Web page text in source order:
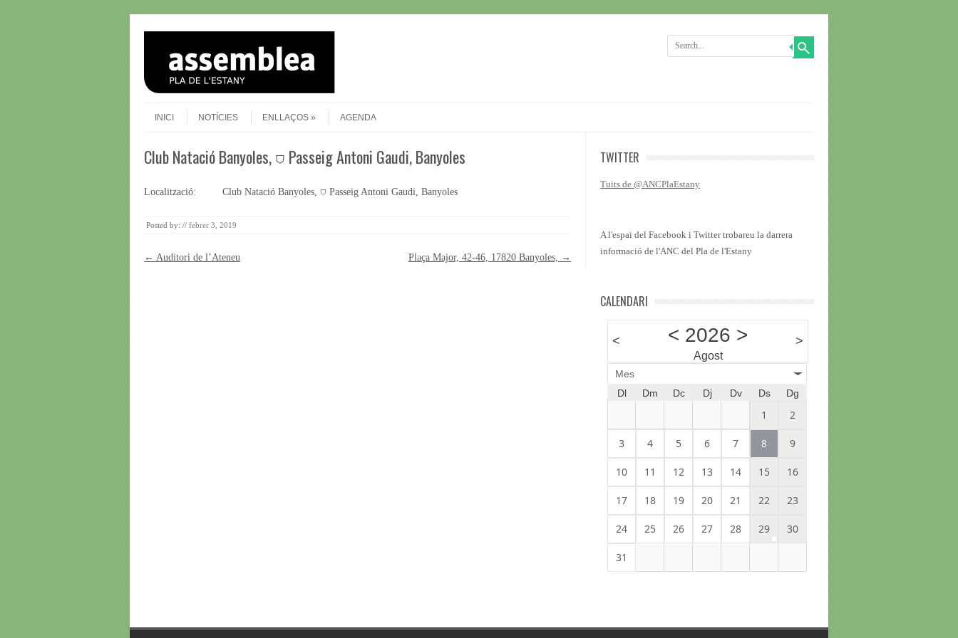
Menu
INICI
NOTÍCIES ENLLAÇOS AGENDA
Club Natació Banyoles, ⛉ Passeig Antoni Gaudi, Banyoles
Localització: Club Natació Banyoles, ⛉ Passeig Antoni Gaudi, Banyoles
Posted by: // febrer 3, 2019
Post navigation
← Auditori de l’Ateneu Plaça Major, 42-46, 17820 Banyoles, →
TWITTER
Tuits de @ANCPlaEstany
A l'espai del Facebook i Twitter trobareu la darrera
informació de l'ANC del Pla de l'Estany
CALENDARI
< < 2026 >
Agost
>
Mes
Dl
Dm Dc Dj Dv Ds Dg
1 2
3 4 5 6 7 8 9
10 11 12 13 14 15 16
17 18 19 20 21 22 23
24 25 26 27 28 29 30
31